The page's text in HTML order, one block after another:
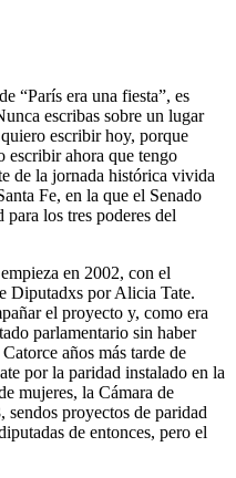
“París era una fiesta”, es
escribas sobre un lugar
escribir hoy, porque
escribir ahora que tengo
de la jornada histórica vivida
Fe, en la que el Senado
los tres poderes del
en 2002, con el
Diputadxs por Alicia Tate.
el proyecto y, como era
parlamentario sin haber
años más tarde de
por la paridad instalado en la
mujeres, la Cámara de
proyectos de paridad
de entonces, pero el